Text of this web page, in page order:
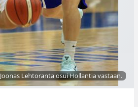
Joonas Lehtoranta osui Hollantia vastaan.